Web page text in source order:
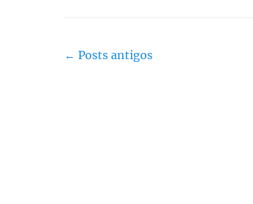
Navegação
← Posts antigos